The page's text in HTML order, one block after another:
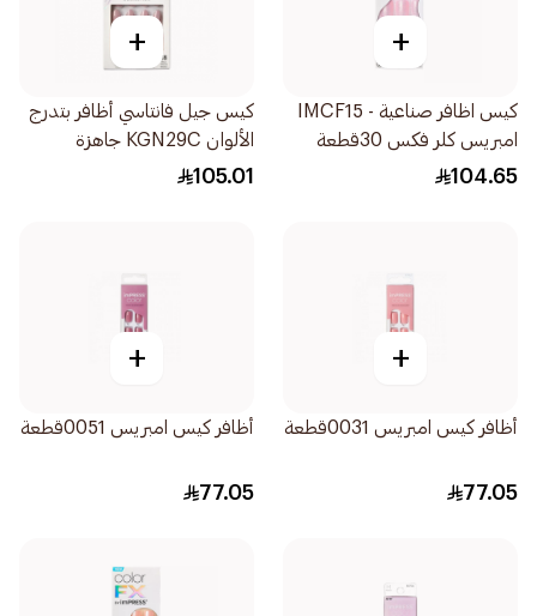
+
كيس اظافر صناعية - IMCF15
امبريس كلر فكس 30قطعة
104.65
+
كيس جيل فانتاسي أظافر بتدرج
الألوان KGN29C جاهزة
للاستخدام 28قطعة
105.01
+
أظافر كيس امبريس 0031قطعة
77.05
+
أظافر كيس امبريس 0051قطعة
77.05